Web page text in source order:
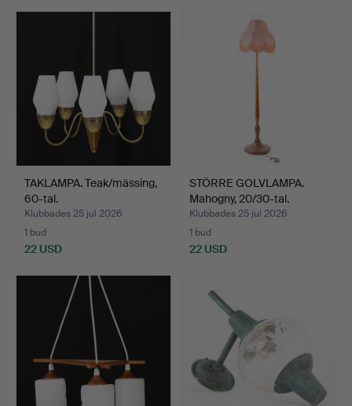
TAKLAMPA. Teak/mässing,
60-tal.
Klubbades 25 jul 2026
1 bud
22 USD
STÖRRE GOLVLAMPA.
Mahogny, 20/30-tal.
Klubbades 25 jul 2026
1 bud
22 USD